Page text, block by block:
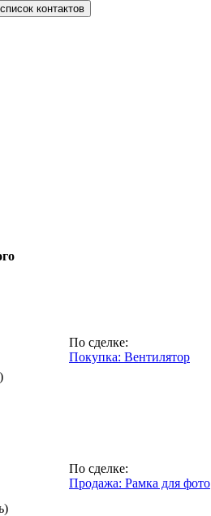
контактов
По сделке:
Покупка: Вентилятор
По сделке:
Продажа: Рамка для фото